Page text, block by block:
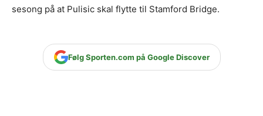
sesong på at Pulisic skal flytte til Stamford Bridge.
Følg Sporten.com på Google Discover